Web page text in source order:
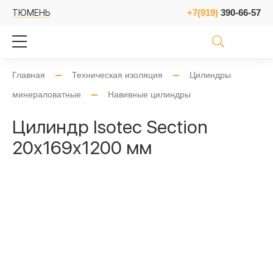
ТЮМЕНЬ +7(919) 390-66-57
Главная Техническая изоляция
Цилиндры
минераловатные
Навивные цилиндры
Цилиндр Isotec Section
20x169x1200 мм